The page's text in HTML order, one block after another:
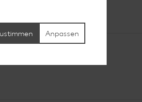
Anpassen